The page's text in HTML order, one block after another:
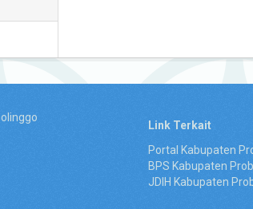
Link Terkait
Portal Kabupaten
BPS Kabupaten
JDIH Kabupaten